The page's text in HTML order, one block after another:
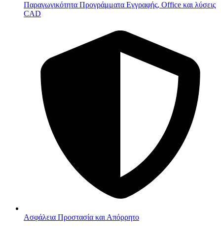
Παραγωγικότητα Προγράμματα Εγγραφής, Office και λύσεις
CAD
Ασφάλεια Προστασία και Απόρρητο